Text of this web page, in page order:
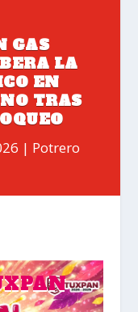
GAS
LA
EN
TRAS
Potrero